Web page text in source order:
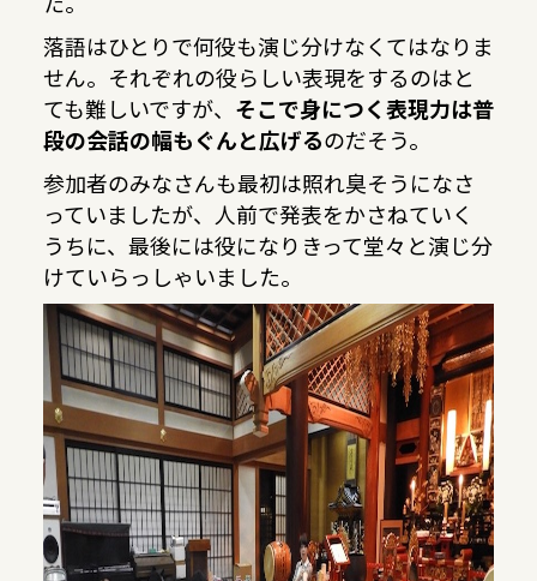
落語はひとりで何役も演じ分けなくてはなりま
せん。それぞれの役らしい表現をするのはと
ても難しいですが、 そこで身につく表現力は普
段の会話の幅もぐんと広げるのだそう。
参加者のみなさんも最初は照れ臭そうになさ
っていましたが、人前で発表をかさねていく
うちに、最後には役になりきって堂々と演じ分
けていらっしゃいました。